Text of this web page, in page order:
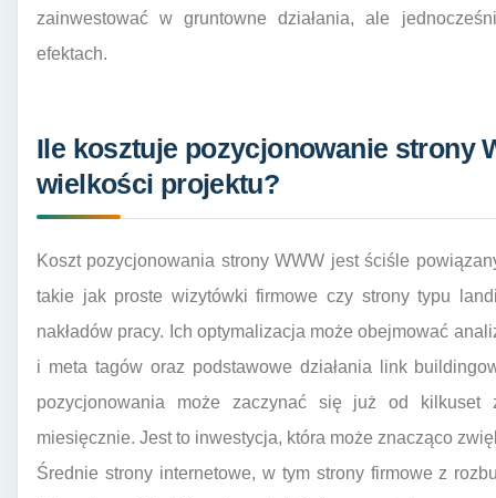
zainwestować w gruntowne działania, ale
efektach.
Ile kosztuje pozycjonowanie strony
wielkości projektu?
Koszt pozycjonowania strony WWW jest ściśle
takie jak proste wizytówki firmowe czy strony typu
nakładów pracy. Ich optymalizacja może obejmować
i meta tagów oraz podstawowe działania link
pozycjonowania może zaczynać się już od kilkuset
miesięcznie. Jest to inwestycja, która może znacząco
Średnie strony internetowe, w tym strony firmowe z